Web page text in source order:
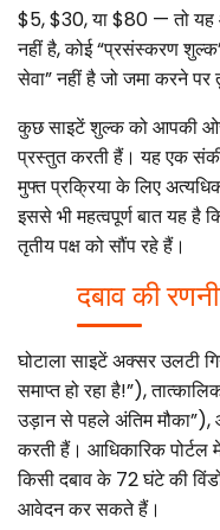
$5, $30, या $80 — तो यह
नहीं है, कोई “प्रसंस्करण
सेवा” नहीं है जो जमा करने पर
कुछ साइटें शुल्क को आपकी
प्रस्तुत करती हैं। यह एक
मुफ्त प्रक्रिया के लिए
इससे भी महत्वपूर्ण बात यह है
तृतीय पक्ष को सौंप रहे हैं।
दबाव की
घोटाला साइटें अक्सर उलटी
समाप्त हो रहा है!”),
उड़ान से पहले अंतिम मौका”),
करती हैं। आधिकारिक पोर्टल
किसी दबाव के 72 घंटे की
आवेदन कर सकते हैं।